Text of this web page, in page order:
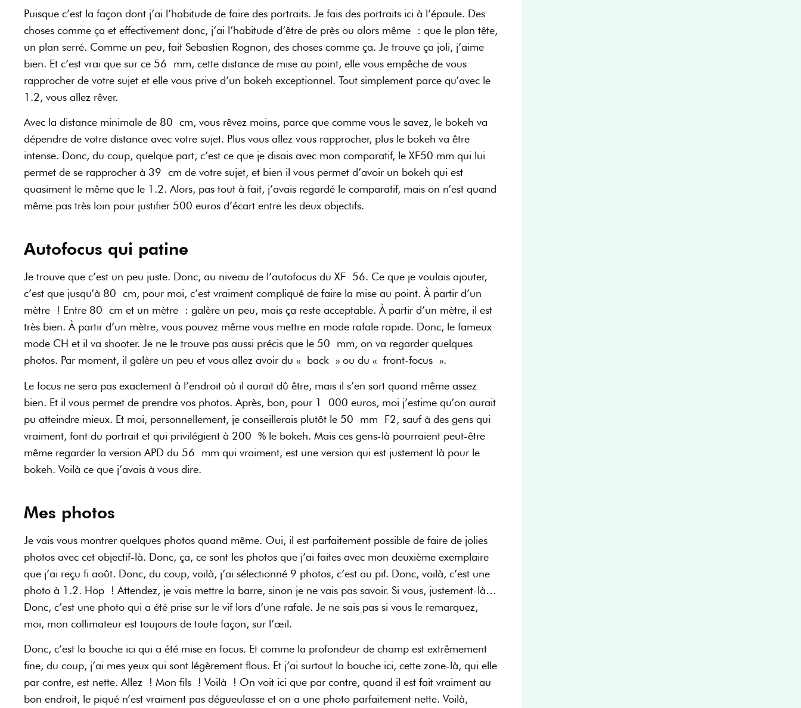
Puisque c’est la façon dont j’ai l’habitude de faire des portraits. Je fais des portraits ici à l’épaule. Des
choses comme ça et effectivement donc, j’ai l’habitude d’être de près ou alors même : que le plan tête,
un plan serré. Comme un peu, fait Sebastien Rognon, des choses comme ça. Je trouve ça joli, j’aime
bien. Et c’est vrai que sur ce 56 mm, cette distance de mise au point, elle vous empêche de vous
rapprocher de votre sujet et elle vous prive d’un bokeh exceptionnel. Tout simplement parce qu’avec le
1.2, vous allez rêver.
Avec la distance minimale de 80 cm, vous rêvez moins, parce que comme vous le savez, le bokeh va
dépendre de votre distance avec votre sujet. Plus vous allez vous rapprocher, plus le bokeh va être
intense. Donc, du coup, quelque part, c’est ce que je disais avec mon comparatif, le XF50 mm qui lui
permet de se rapprocher à 39 cm de votre sujet, et bien il vous permet d’avoir un bokeh qui est
quasiment le même que le 1.2. Alors, pas tout à fait, j’avais regardé le comparatif, mais on n’est quand
même pas très loin pour justifier 500 euros d’écart entre les deux objectifs.
Autofocus qui patine
Je trouve que c’est un peu juste. Donc, au niveau de l’autofocus du XF 56. Ce que je voulais ajouter,
c’est que jusqu’à 80 cm, pour moi, c’est vraiment compliqué de faire la mise au point. À partir d’un
mètre ! Entre 80 cm et un mètre : galère un peu, mais ça reste acceptable. À partir d’un mètre, il est
très bien. À partir d’un mètre, vous pouvez même vous mettre en mode rafale rapide. Donc, le fameux
mode CH et il va shooter. Je ne le trouve pas aussi précis que le 50 mm, on va regarder quelques
photos. Par moment, il galère un peu et vous allez avoir du « back » ou du « front-focus ».
Le focus ne sera pas exactement à l’endroit où il aurait dû être, mais il s’en sort quand même assez
bien. Et il vous permet de prendre vos photos. Après, bon, pour 1 000 euros, moi j’estime qu’on aurait
pu atteindre mieux. Et moi, personnellement, je conseillerais plutôt le 50 mm F2, sauf à des gens qui
vraiment, font du portrait et qui privilégient à 200 % le bokeh. Mais ces gens-là pourraient peut-être
même regarder la version APD du 56 mm qui vraiment, est une version qui est justement là pour le
bokeh. Voilà ce que j’avais à vous dire.
Mes photos
Je vais vous montrer quelques photos quand même. Oui, il est parfaitement possible de faire de jolies
photos avec cet objectif-là. Donc, ça, ce sont les photos que j’ai faites avec mon deuxième exemplaire
que j’ai reçu fi août. Donc, du coup, voilà, j’ai sélectionné 9 photos, c’est au pif. Donc, voilà, c’est une
photo à 1.2. Hop ! Attendez, je vais mettre la barre, sinon je ne vais pas savoir. Si vous, justement-là…
Donc, c’est une photo qui a été prise sur le vif lors d’une rafale. Je ne sais pas si vous le remarquez,
moi, mon collimateur est toujours de toute façon, sur l’œil.
Donc, c’est la bouche ici qui a été mise en focus. Et comme la profondeur de champ est extrêmement
fine, du coup, j’ai mes yeux qui sont légèrement flous. Et j’ai surtout la bouche ici, cette zone-là, qui elle
par contre, est nette. Allez ! Mon fils ! Voilà ! On voit ici que par contre, quand il est fait vraiment au
bon endroit, le piqué n’est vraiment pas dégueulasse et on a une photo parfaitement nette. Voilà,